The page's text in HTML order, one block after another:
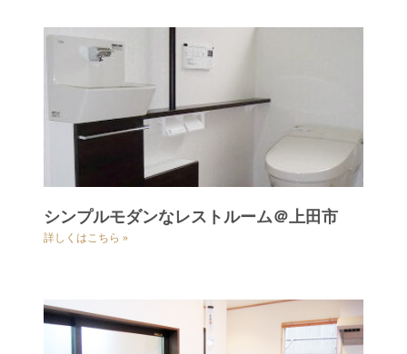
シンプルモダンなレストルーム＠上田市
詳しくはこちら »